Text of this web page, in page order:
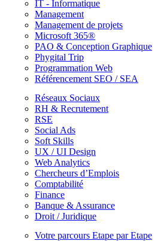
IT - Informatique
Management
Management de projets
Microsoft 365®
PAO & Conception Graphique
Phygital Trip
Programmation Web
Référencement SEO / SEA
Réseaux Sociaux
RH & Recrutement
RSE
Social Ads
Soft Skills
UX / UI Design
Web Analytics
Chercheurs d’Emplois
Comptabilité
Finance
Banque & Assurance
Droit / Juridique
Votre parcours Etape par Etape